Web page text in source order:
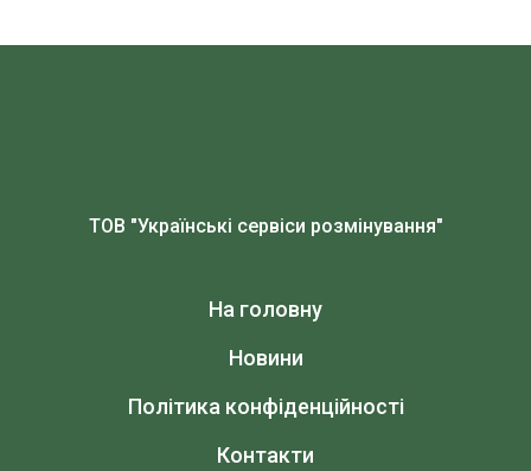
ТОВ "Українські сервіси розмінування"
На головну
Новини
Політика конфіденційності
Контакти